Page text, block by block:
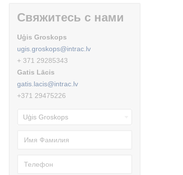
Свяжитесь с нами
Uģis Groskops
ugis.groskops@intrac.lv
+ 371 29285343
Gatis Lācis
gatis.lacis@intrac.lv
+371 29475226